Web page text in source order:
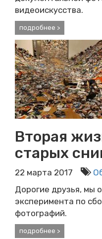
видеоискусства.
подробнее >
Вторая
старых
22 марта 2017
Дорогие друзья, мы
эксперимента по
фотографий.
подробнее >